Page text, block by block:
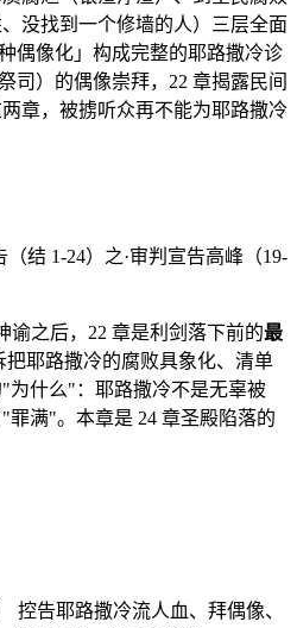
没找到一个修墙的人）三层全面
偶像化」构成完整的耶路撒冷诊
司）的偶像崇拜，22 章揭露民间
章，被掳听众再不能为耶路撒冷
结 1-24）之·审判宣告高峰（19-
谕之后，22 章是利剑落下前的最
把耶路撒冷的腐败具象化、清单
为什么"：耶路撒冷不是无辜被
满"。本章是 24 章圣殿陷落的
控告耶路撒冷流人血、拜偶像、